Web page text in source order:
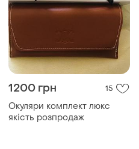
1200 грн 15
Окуляри комплект люкс
якість розпродаж